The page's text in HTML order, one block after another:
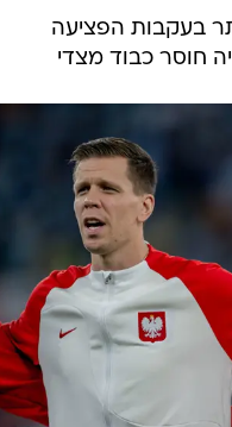
בעקבות הפציעה
חוסר כבוד מצדי